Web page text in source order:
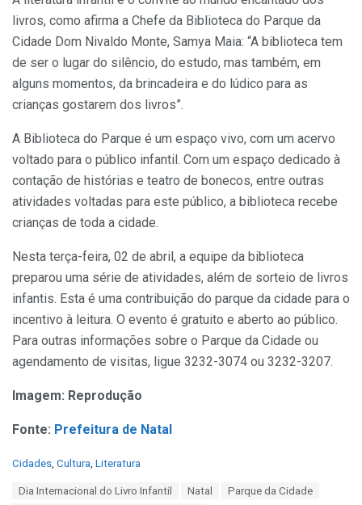
livros, como afirma a Chefe da Biblioteca do Parque da
Cidade Dom Nivaldo Monte, Samya Maia: “A biblioteca tem
de ser o lugar do silêncio, do estudo, mas também, em
alguns momentos, da brincadeira e do lúdico para as
crianças gostarem dos livros”.
A Biblioteca do Parque é um espaço vivo, com um acervo
voltado para o público infantil. Com um espaço dedicado à
contação de histórias e teatro de bonecos, entre outras
atividades voltadas para este público, a biblioteca recebe
crianças de toda a cidade.
Nesta terça-feira, 02 de abril, a equipe da biblioteca
preparou uma série de atividades, além de sorteio de livros
infantis. Esta é uma contribuição do parque da cidade para o
incentivo à leitura. O evento é gratuito e aberto ao público.
Para outras informações sobre o Parque da Cidade ou
agendamento de visitas, ligue 3232-3074 ou 3232-3207.
Imagem: Reprodução
Fonte: Prefeitura de Natal
C
Cidades, Cultura, Literatura
Dia Internacional do Livro Infantil Natal
Parque da Cidade